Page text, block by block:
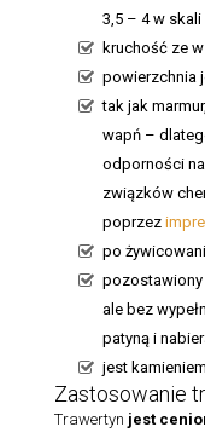
3,5 – 4 w skali
kruchość ze
powierzchnia
tak jak
wapń –
odporności na
związków
poprzez
po
pozostawiony
ale bez
patyną i
jest
Zastosowanie
Trawertyn jest